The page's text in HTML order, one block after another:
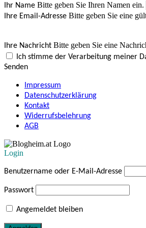
Ihr Name Bitte geben Sie Ihren Namen ein.
Ihre Email-Adresse Bitte geben Sie eine
Ihre Nachricht Bitte geben Sie eine
Ich stimme der Verarbeitung meiner
Senden
Impressum
Datenschutzerklärung
Kontakt
Widerrufsbelehrung
AGB
Login
Benutzername oder E-Mail-Adresse
Passwort
Angemeldet bleiben